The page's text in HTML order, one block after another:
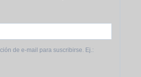
de e-mail para suscribirse. Ej.: